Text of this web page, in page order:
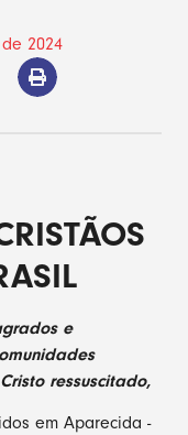
2024
e
ressuscitado,
em Aparecida -